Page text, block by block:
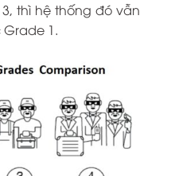
thì hệ thống đó vẫn
1.